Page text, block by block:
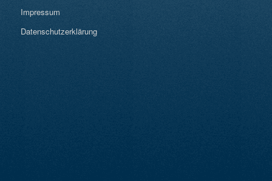
Impressum
Datenschutzerklärung